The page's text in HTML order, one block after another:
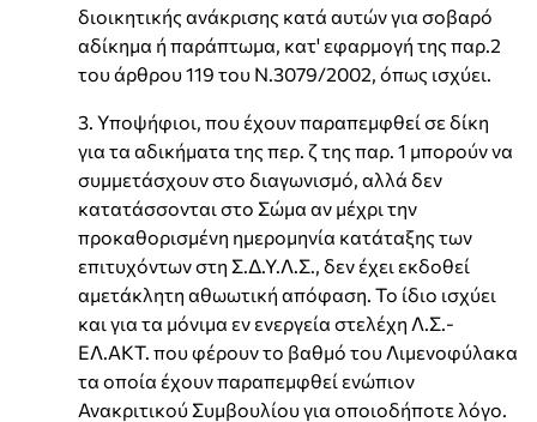
διοικητικής ανάκρισης κατά αυτών για σοβαρό
αδίκημα ή παράπτωμα, κατ' εφαρμογή της παρ.2
του άρθρου 119 του Ν.3079/2002, όπως ισχύει.
3. Υποψήφιοι, που έχουν παραπεμφθεί σε δίκη
για τα αδικήματα της περ. ζ της παρ. 1 μπορούν να
συμμετάσχουν στο διαγωνισμό, αλλά δεν
κατατάσσονται στο Σώμα αν μέχρι την
προκαθορισμένη ημερομηνία κατάταξης των
επιτυχόντων στη Σ.Δ.Υ.Λ.Σ., δεν έχει εκδοθεί
αμετάκλητη αθωωτική απόφαση. Το ίδιο ισχύει
και για τα μόνιμα εν ενεργεία στελέχη Λ.Σ.-
ΕΛ.ΑΚΤ. που φέρουν το βαθμό του Λιμενοφύλακα
τα οποία έχουν παραπεμφθεί ενώπιον
Ανακριτικού Συμβουλίου για οποιοδήποτε λόγο.